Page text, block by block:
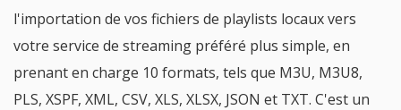
l'importation de vos fichiers de playlists locaux vers
votre service de streaming préféré plus simple, en
prenant en charge 10 formats, tels que M3U, M3U8,
PLS, XSPF, XML, CSV, XLS, XLSX, JSON et TXT. C'est un